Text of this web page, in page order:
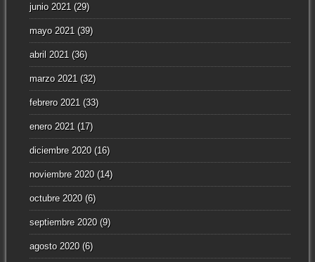
junio 2021 (29)
mayo 2021 (39)
abril 2021 (36)
marzo 2021 (32)
febrero 2021 (33)
enero 2021 (17)
diciembre 2020(16)
noviembre 2020(14)
octubre 2020(6)
septiembre 2020(9)
agosto 2020(6)